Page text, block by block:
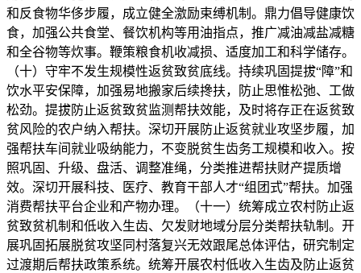
和反食物华侈步履，成立健全激励束缚机制。鼎力倡导健康饮
食，加强公共食堂、餐饮机构等用油指点，推广减油减盐减糖
和全谷物等炊事。鞭策粮食机收减损、适度加工和科学储存。
（十）守牢不发生规模性返贫致贫底线。持续巩固提拔“障”和
饮水平安保障，加强易地搬家后续搀扶，防止思惟松弛、工做
松劲。提拔防止返贫致贫监测帮扶效能，及时将存正在返贫致
贫风险的农户纳入帮扶。深切开展防止返贫就业攻坚步履，加
强帮扶车间就业吸纳能力，不变脱贫生齿务工规模和收入。按
照巩固、升级、盘活、调整准绳，分类推进帮扶财产提质增
效。深切开展科技、医疗、教育干部人才“组团式”帮扶。加强
消费帮扶平台企业和产物办理。（十一）统筹成立农村防止返
贫致贫机制和低收入生齿、欠发财地域分层分类帮扶轨制。开
展巩固拓展脱贫攻坚同村落复兴无效跟尾总体评估，研究制定
过渡期后帮扶政策系统。统筹开展农村低收入生齿及防止返贫